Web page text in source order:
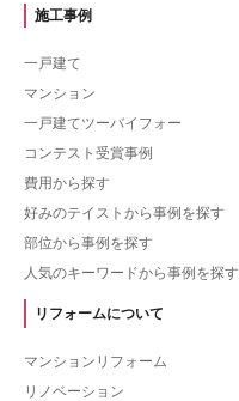
施工事例
一戸建て
マンション
一戸建てツーバイフォー
コンテスト受賞事例
費用から探す
好みのテイストから事例を探す
部位から事例を探す
人気のキーワードから事例を探す
リフォームについて
マンションリフォーム
リノベーション